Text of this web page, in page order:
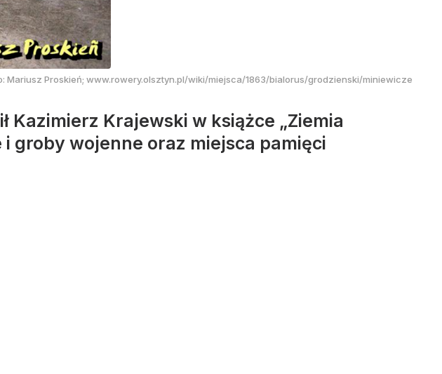
Mariusz Proskień; www.rowery.olsztyn.pl/wiki/miejsca/1863/bialorus/grodzienski/miniewicze
Kazimierz Krajewski w książce „Ziemia
groby wojenne oraz miejsca pamięci